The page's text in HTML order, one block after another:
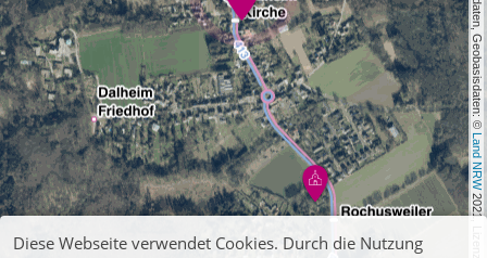
, Kartendaten, Geobasisdaten: ©
Land NRW
2021, Lizenz
Diese Webseite verwendet Cookies. Durch die Nutzung